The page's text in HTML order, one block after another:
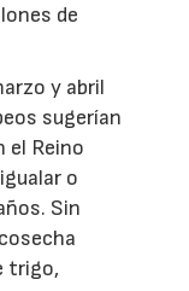
de
y abril
sugerían
el Reino
o
Sin
trigo,